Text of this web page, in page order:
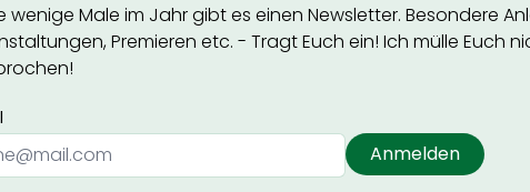
wenige Male im Jahr gibt es einen Newsletter. Besondere
Premieren etc. - Tragt Euch ein! Ich mülle Euch